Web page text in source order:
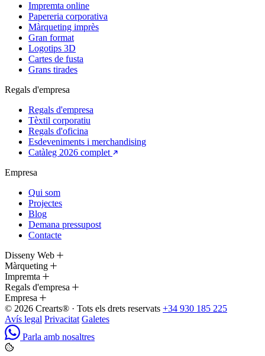
Impremta online
Papereria corporativa
Màrqueting imprès
Gran format
Logotips 3D
Cartes de fusta
Grans tirades
Regals d'empresa
Regals d'empresa
Tèxtil corporatiu
Regals d'oficina
Esdeveniments i merchandising
Catàleg 2026 complet
Empresa
Qui som
Projectes
Blog
Demana pressupost
Contacte
Disseny Web
Màrqueting
Impremta
Regals d'empresa
Empresa
© 2026 Crearts® · Tots els drets reservats +34 930 185 225
Avís legal Privacitat Galetes
Parla amb nosaltres